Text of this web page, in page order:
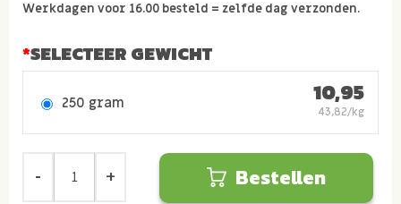
Werkdagen voor 16.00 besteld = zelfde dag verzonden.
SELECTEER GEWICHT
250 gram 10,95
43,82/kg
Bestellen